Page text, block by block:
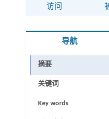
访问
导航
摘要
关键词
Key words